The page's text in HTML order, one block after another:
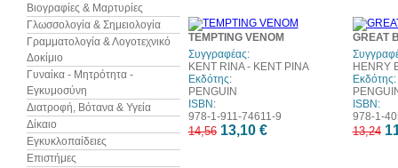
Βιογραφίες & Μαρτυρίες
Γλωσσολογία & Σημειολογία
Γραμματολογία & Λογοτεχνικό
Δοκίμιο
Γυναίκα - Μητρότητα -
Εγκυμοσύνη
Διατροφή, Βότανα & Υγεία
Δίκαιο
Εγκυκλοπαίδειες
Επιστήμες
TEMPTING VENOM
Συγγραφέας:
KENT RINA - ΚΕΝΤ ΡΙΝΑ
Εκδότης:
PENGUIN
ISBN:
978-1-911-74611-9
14,56 13,10 €
GREAT
HENRY
Εκδότης:
ISBN:
978-1-
13,24